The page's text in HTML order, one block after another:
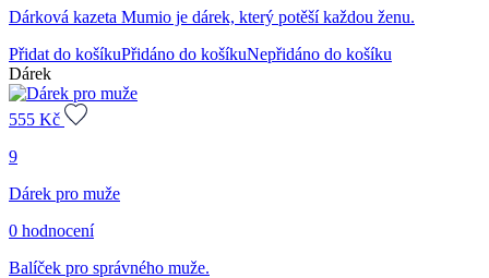
Dárková kazeta Mumio je dárek, který potěší každou ženu.
Přidat do košíkuPřidáno do košíkuNepřidáno do košíku
Dárek
555 Kč
9
Dárek pro muže
0 hodnocení
Balíček pro správného muže.